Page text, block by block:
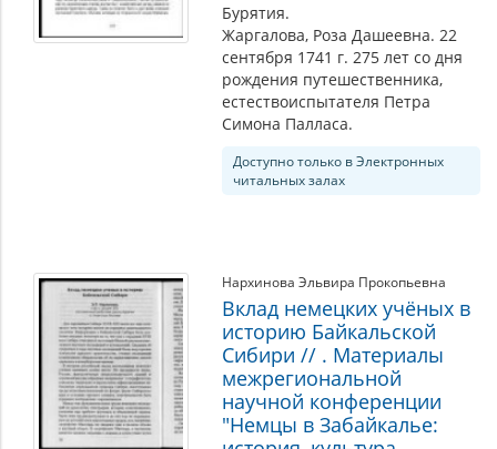
Бурятия.
Жаргалова, Роза Дашеевна. 22
сентября 1741 г. 275 лет со дня
рождения путешественника,
естествоиспытателя Петра
Симона Палласа.
Доступно только в Электронных
читальных залах
Нархинова Эльвира Прокопьевна
Вклад немецких учёных в
историю Байкальской
Сибири // . Материалы
межрегиональной
научной конференции
"Немцы в Забайкалье: